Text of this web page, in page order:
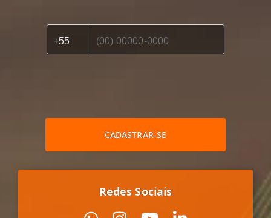
CADASTRAR-SE
Redes Sociais